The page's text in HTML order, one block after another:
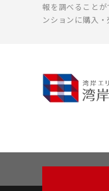
報を調べること
ンションに購入